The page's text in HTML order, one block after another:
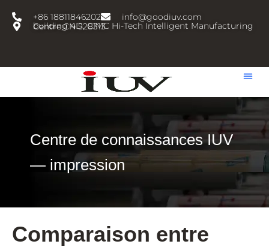
+86 18811846202
info@goodiuv.com
building 4D, CIMC Hi-Tech Intelligent Manufacturing Centre,CN 528313
Centre de connaissances IUV
— impression
Comparaison entre